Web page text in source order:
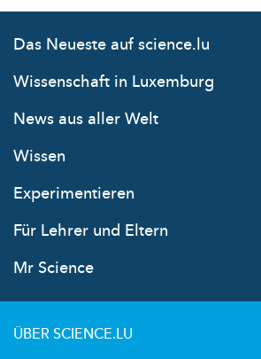
Das Neueste auf science.lu
Wissenschaft in Luxemburg
News aus aller Welt
Wissen
Experimentieren
Für Lehrer und Eltern
Mr Science
ÜBER SCIENCE.LU